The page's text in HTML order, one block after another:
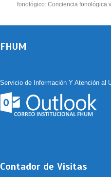
fonológico: Conciencia fonológica
FHUM
Servicio de Información Y Atención al
Contador de Visitas